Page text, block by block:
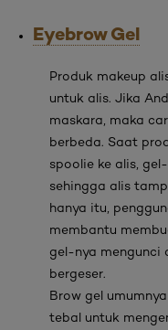
Eyebrow Gel
Produk makeup
untuk alis. Jika
maskara, maka
berbeda. Saat
spoolie ke alis, gel
sehingga alis
hanya itu,
membantu
gel-nya mengunci
bergeser.
Brow gel
tebal untuk